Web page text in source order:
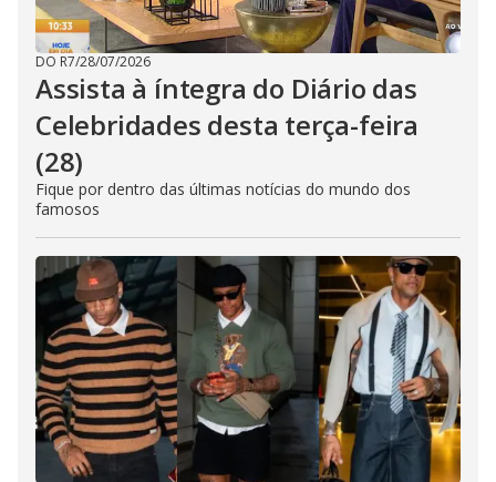
DO R7/28/07/2026
Assista à íntegra do Diário das
Celebridades desta terça-feira
(28)
Fique por dentro das últimas notícias do mundo dos
famosos